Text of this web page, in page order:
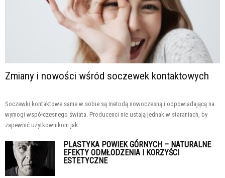
Zmiany i nowości wśród soczewek kontaktowych
Soczewki kontaktowe same w sobie są metodą nowoczesną i odpowiadającą na
wymogi współczesnego świata. Producenci nie ustają jednak w staraniach, by
zapewnić użytkownikom jak...
PLASTYKA POWIEK GÓRNYCH – NATURALNE
EFEKTY ODMŁODZENIA I KORZYŚCI
ESTETYCZNE